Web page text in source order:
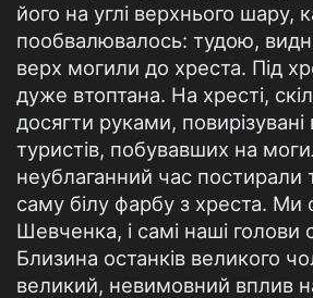
його на углі верхнього шару,
пообвалювалось: тудою,
верх могили до хреста. Під
дуже втоптана. На хресті,
досягти руками, повирізувані
туристів, побувавших на
неублаганний час постирали
саму білу фарбу з хреста. Ми
Шевченка, і самі наші голови
Близина останків великого
великий, невимовний вплив